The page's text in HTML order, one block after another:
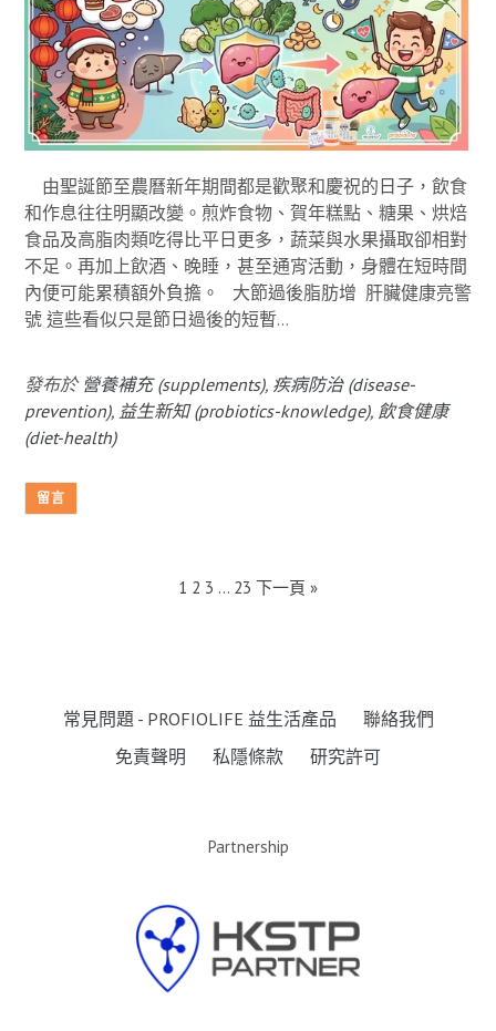
由聖誕節至農曆新年期間都是歡聚和慶祝的日子，飲食
和作息往往明顯改變。煎炸食物、賀年糕點、糖果、烘焙
食品及高脂肉類吃得比平日更多，蔬菜與水果攝取卻相對
不足。再加上飲酒、晚睡，甚至通宵活動，身體在短時間
內便可能累積額外負擔。 大節過後脂肪增 肝臟健康亮警
號 這些看似只是節日過後的短暫...
發布於 營養補充 (supplements), 疾病防治 (disease-
prevention), 益生新知 (probiotics-knowledge), 飲食健康
(diet-health)
留言
1 2 3 … 23 下一頁 »
常見問題 - PROFIOLIFE 益生活產品
聯絡我們
免責聲明
私隱條款 研究許可
Partnership